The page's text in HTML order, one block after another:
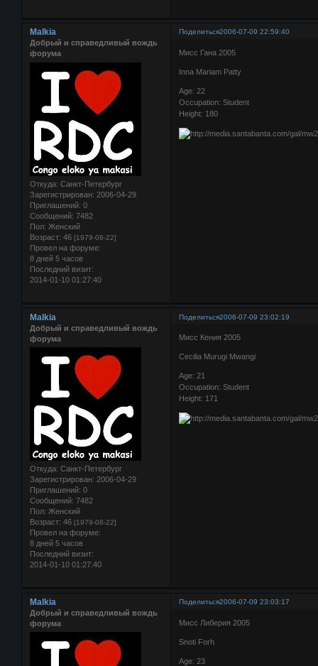
Поделиться2006-07-09 22:59:40
Malkia
Добрый и справедливый вождь
форума
Откуда: Санкт-Петербург
Зарегистрирован: 2006-04-29
Приглашений: 0
Сообщений: 7482
Пол: Женский
Возраст: 46 [1979-08-22]
Провел на форуме:
8 дней 5 часов
Последний визит:
2014-01-10 01:27:40
Мисс Гана 2005
Inna Mariam Patty
Age: 22
Occupation: Student
Height: 180
Поделиться2006-07-09 23:02:19
Malkia
Добрый и справедливый вождь
форума
Откуда: Санкт-Петербург
Зарегистрирован: 2006-04-29
Приглашений: 0
Сообщений: 7482
Пол: Женский
Возраст: 46 [1979-08-22]
Провел на форуме:
8 дней 5 часов
Последний визит:
2014-01-10 01:27:40
Мисс Кения 2005
Cecilia Murugi Mwangi
Age: 21
Occupation: Student
Height: 171
Поделиться2006-07-09 23:03:17
Malkia
Добрый и справедливый вождь
форума
Мисс Либерия 2005
Snoti Forh
Age: 23